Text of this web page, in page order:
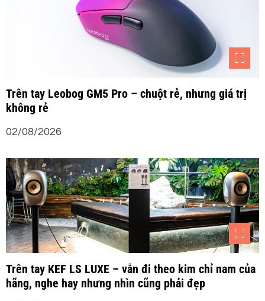
Trên tay Leobog GM5 Pro – chuột rẻ, nhưng giá trị
không rẻ
02/08/2026
Trên tay KEF LS LUXE – vẫn đi theo kim chỉ nam của
hãng, nghe hay nhưng nhìn cũng phải đẹp